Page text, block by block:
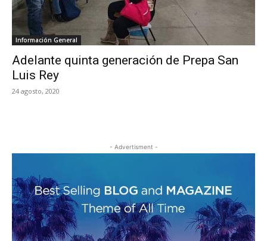
Información General
Adelante quinta generación de Prepa San
Luis Rey
24 agosto, 2020
- Advertisment -